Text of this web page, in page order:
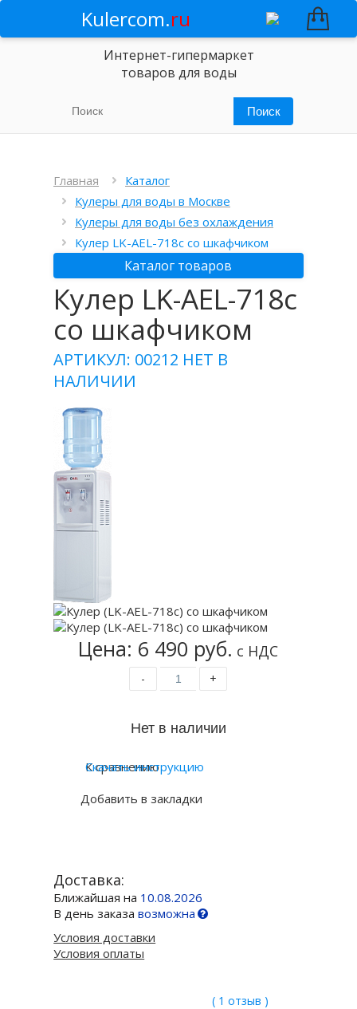
Kulercom.ru
Интернет-гипермаркет
товаров для воды
Главная
Каталог
Кулеры для воды в Москве
Кулеры для воды без охлаждения
Кулер LK-AEL-718c со шкафчиком
Каталог товаров
Кулер LK-AEL-718c
со шкафчиком
АРТИКУЛ: 00212 НЕТ В
НАЛИЧИИ
Цена: 6 490 руб. с НДС
- +
К сравнению
Добавить в закладки
Скачать инструкцию
Доставка:
Ближайшая на 10.08.2026
В день заказавозможна
Условия доставки
Условия оплаты
( 1 отзыв )